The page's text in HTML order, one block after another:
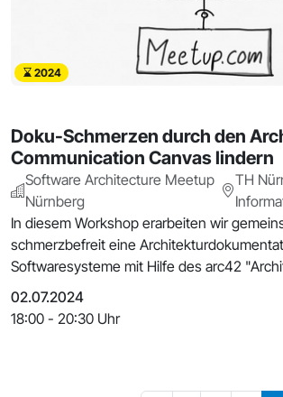
2024
Doku-Schmerzen durch den
Communication Canvas lindern
Software Architecture Meetup
Nürnberg
TH
In diesem Workshop erarbeiten wir
schmerzbefreit eine
Softwaresysteme mit Hilfe des arc42
Communicat
02.07.2024
18:00 - 20:30 Uhr